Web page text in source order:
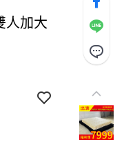
人加大